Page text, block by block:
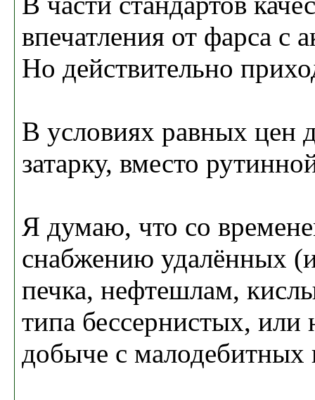
впечатления от фарса с
Но действительно
В условиях равных цен
затарку, вместо
Я думаю, что со
снабжению удалённых
печка, нефтешлам,
типа бессернистых, или
добыче с